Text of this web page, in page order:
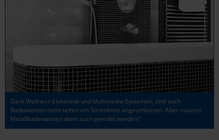
Dank Wellness-Elektronik und Multimedia-Systemen, sind auch
Badewannen nicht selten am Stromkreis angeschlossen. Aber müssen
Metallbadewannen dann auch geerdet werden?